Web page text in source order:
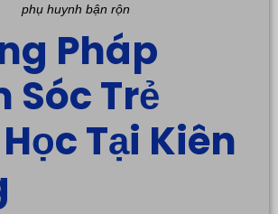
phụ huynh bận rộn
Pháp
Sóc Trẻ
Tại Kiên